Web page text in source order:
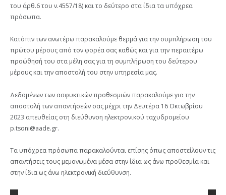
του άρθ.6 του ν.4557/18) και το δεύτερο στα ίδια τα υπόχρεα
πρόσωπα.
Κατόπιν των ανωτέρω παρακαλούμε θερμά για την συμπλήρωση του
πρώτου μέρους από τον φορέα σας καθώς και για την περαιτέρω
προώθησή του στα μέλη σας για τη συμπλήρωση του δεύτερου
μέρους και την αποστολή του στην υπηρεσία μας.
Δεδομένων των ασφυκτικών προθεσμιών παρακαλούμε για την
αποστολή των απαντήσεών σας μέχρι την Δευτέρα 16 Οκτωβρίου
2023 απευθείας στη διεύθυνση ηλεκτρονικού ταχυδρομείου
p.tsoni@aade.gr.
Τα υπόχρεα πρόσωπα παρακαλούνται επίσης όπως αποστείλουν τις
απαντήσεις τους μεμονωμένα μέσα στην ίδια ως άνω προθεσμία και
στην ίδια ως άνω ηλεκτρονική διεύθυνση.